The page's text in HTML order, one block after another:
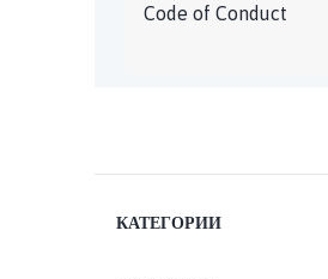
Code of Conduct
КАТЕГОРИИ